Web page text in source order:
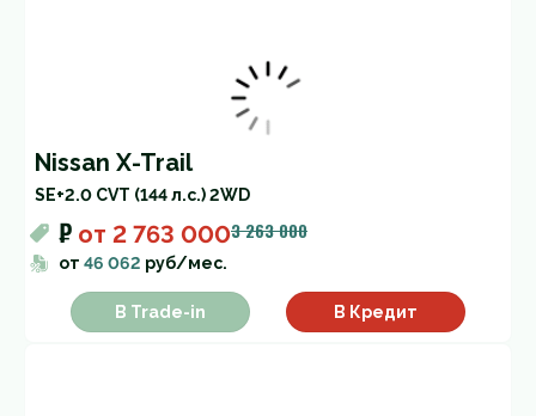
Nissan X-Trail
SE+2.0 CVT (144 л.с.) 2WD
₽ от 2 763 0003 263 000
от 46 062 руб/мес.
В Trade-in В Кредит